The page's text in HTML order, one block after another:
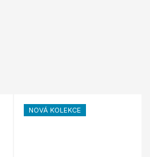
NOVÁ KOLEKCE